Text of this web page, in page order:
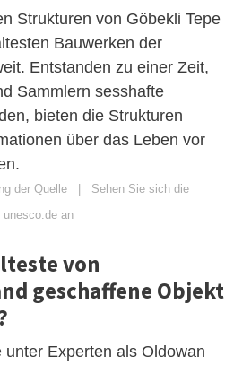
Strukturen von Göbekli Tepe
Bauwerken der
Entstanden zu einer Zeit,
Sammlern sesshafte
bieten die Strukturen
über das Leben vor
der Quelle | Sehen Sie sich die
an
von
geschaffene Objekt
unter Experten als Oldowan